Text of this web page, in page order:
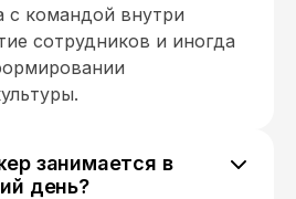
с командой внутри
сотрудников и иногда
занимается в
день?